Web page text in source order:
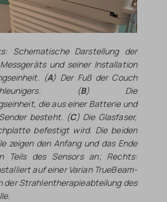
Schematische Darstellung der
und seiner Installation
(A) Der Fuß der Couch
(B) Die
die aus einer Batterie und
besteht. (C) Die Glasfaser,
befestigt wird. Die beiden
zeigen den Anfang und das Ende
Teils des Sensors an; Rechts:
auf einer Varian TrueBeam-
der Strahlentherapieabteilung des